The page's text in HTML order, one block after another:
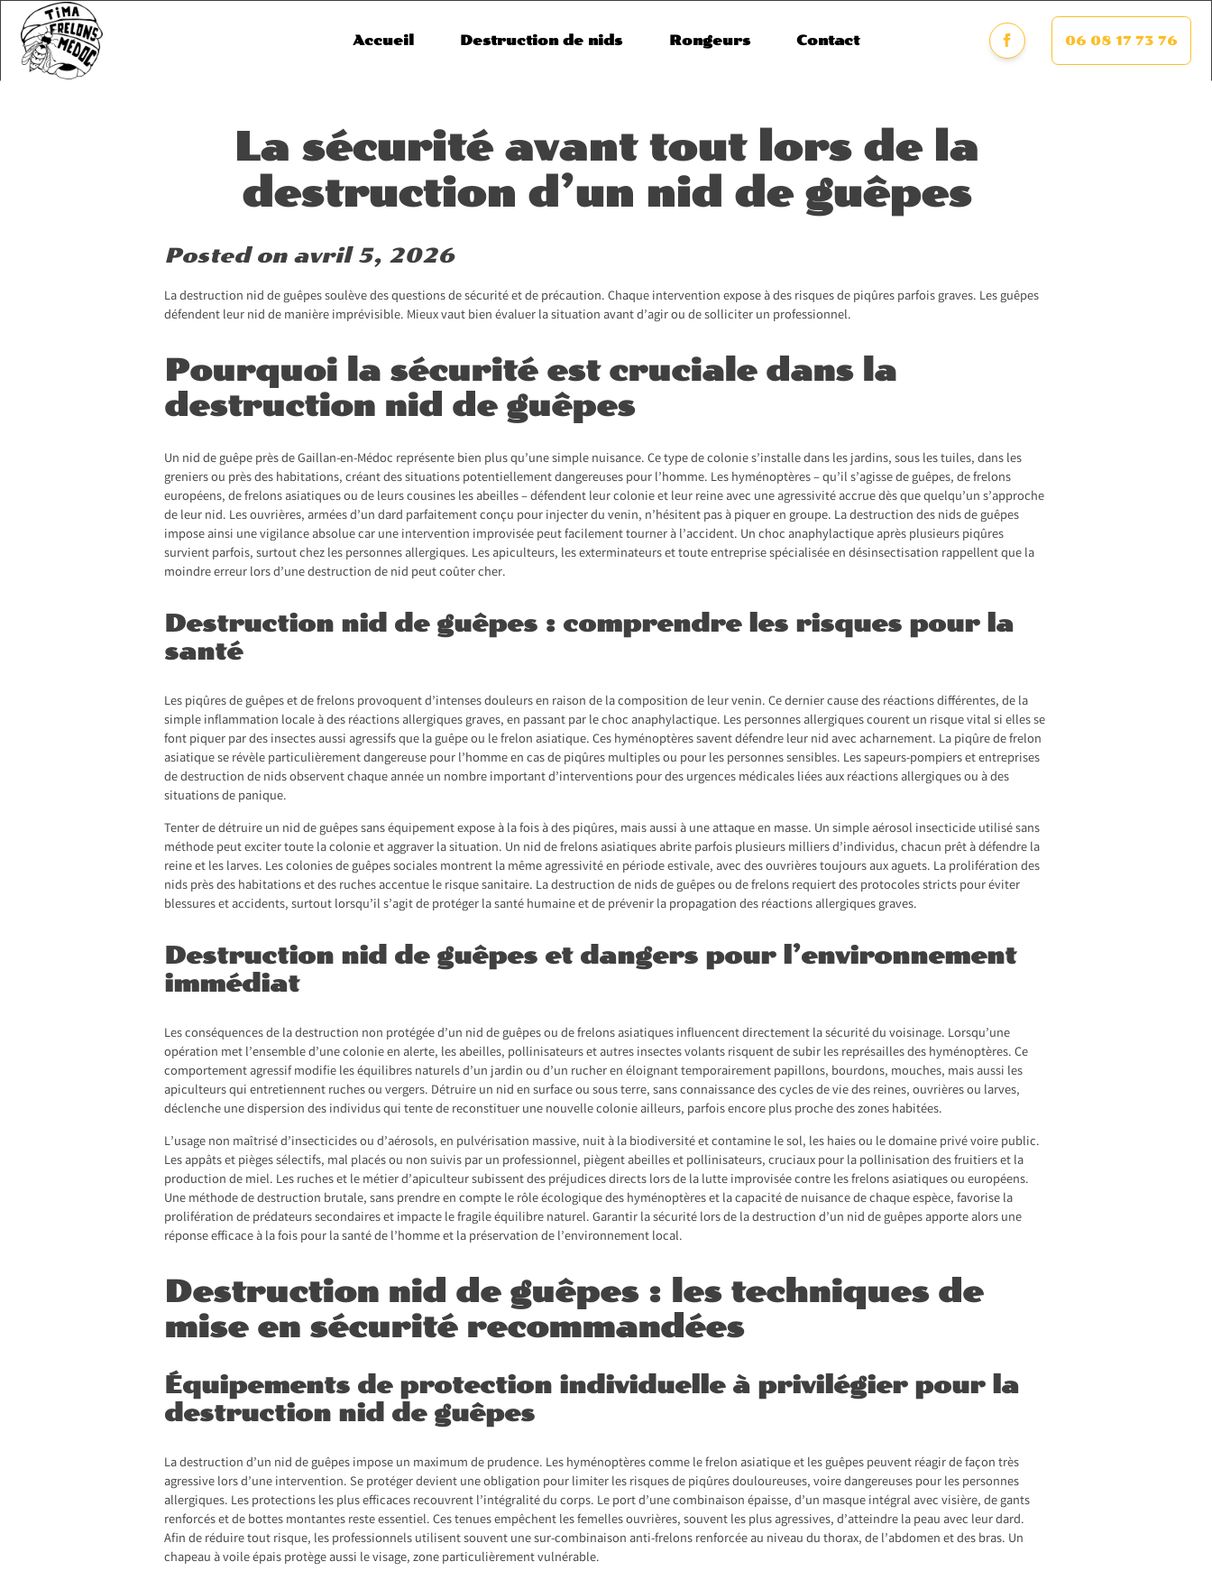
content
Accueil Destruction de nids Rongeurs Contact 06 08 17 73 76
La sécurité avant tout lors de la
destruction d’un nid de guêpes
Posted on avril 5, 2026
La destruction nid de guêpes soulève des questions de sécurité et de précaution. Chaque intervention expose à des risques de piqûres parfois graves. Les guêpes
défendent leur nid de manière imprévisible. Mieux vaut bien évaluer la situation avant d’agir ou de solliciter un professionnel.
Pourquoi la sécurité est cruciale dans la
destruction nid de guêpes
Un nid de guêpe près de Gaillan-en-Médoc représente bien plus qu’une simple nuisance. Ce type de colonie s’installe dans les jardins, sous les tuiles, dans les
greniers ou près des habitations, créant des situations potentiellement dangereuses pour l’homme. Les hyménoptères – qu’il s’agisse de guêpes, de frelons
européens, de frelons asiatiques ou de leurs cousines les abeilles – défendent leur colonie et leur reine avec une agressivité accrue dès que quelqu’un s’approche
de leur nid. Les ouvrières, armées d’un dard parfaitement conçu pour injecter du venin, n’hésitent pas à piquer en groupe. La destruction des nids de guêpes
impose ainsi une vigilance absolue car une intervention improvisée peut facilement tourner à l’accident. Un choc anaphylactique après plusieurs piqûres
survient parfois, surtout chez les personnes allergiques. Les apiculteurs, les exterminateurs et toute entreprise spécialisée en désinsectisation rappellent que la
moindre erreur lors d’une destruction de nid peut coûter cher.
Destruction nid de guêpes : comprendre les risques pour la
santé
Les piqûres de guêpes et de frelons provoquent d’intenses douleurs en raison de la composition de leur venin. Ce dernier cause des réactions différentes, de la
simple inflammation locale à des réactions allergiques graves, en passant par le choc anaphylactique. Les personnes allergiques courent un risque vital si elles se
font piquer par des insectes aussi agressifs que la guêpe ou le frelon asiatique. Ces hyménoptères savent défendre leur nid avec acharnement. La piqûre de frelon
asiatique se révèle particulièrement dangereuse pour l’homme en cas de piqûres multiples ou pour les personnes sensibles. Les sapeurs-pompiers et entreprises
de destruction de nids observent chaque année un nombre important d’interventions pour des urgences médicales liées aux réactions allergiques ou à des
situations de panique.
Tenter de détruire un nid de guêpes sans équipement expose à la fois à des piqûres, mais aussi à une attaque en masse. Un simple aérosol insecticide utilisé sans
méthode peut exciter toute la colonie et aggraver la situation. Un nid de frelons asiatiques abrite parfois plusieurs milliers d’individus, chacun prêt à défendre la
reine et les larves. Les colonies de guêpes sociales montrent la même agressivité en période estivale, avec des ouvrières toujours aux aguets. La prolifération des
nids près des habitations et des ruches accentue le risque sanitaire. La destruction de nids de guêpes ou de frelons requiert des protocoles stricts pour éviter
blessures et accidents, surtout lorsqu’il s’agit de protéger la santé humaine et de prévenir la propagation des réactions allergiques graves.
Destruction nid de guêpes et dangers pour l’environnement
immédiat
Les conséquences de la destruction non protégée d’un nid de guêpes ou de frelons asiatiques influencent directement la sécurité du voisinage. Lorsqu’une
opération met l’ensemble d’une colonie en alerte, les abeilles, pollinisateurs et autres insectes volants risquent de subir les représailles des hyménoptères. Ce
comportement agressif modifie les équilibres naturels d’un jardin ou d’un rucher en éloignant temporairement papillons, bourdons, mouches, mais aussi les
apiculteurs qui entretiennent ruches ou vergers. Détruire un nid en surface ou sous terre, sans connaissance des cycles de vie des reines, ouvrières ou larves,
déclenche une dispersion des individus qui tente de reconstituer une nouvelle colonie ailleurs, parfois encore plus proche des zones habitées.
L’usage non maîtrisé d’insecticides ou d’aérosols, en pulvérisation massive, nuit à la biodiversité et contamine le sol, les haies ou le domaine privé voire public.
Les appâts et pièges sélectifs, mal placés ou non suivis par un professionnel, piègent abeilles et pollinisateurs, cruciaux pour la pollinisation des fruitiers et la
production de miel. Les ruches et le métier d’apiculteur subissent des préjudices directs lors de la lutte improvisée contre les frelons asiatiques ou européens.
Une méthode de destruction brutale, sans prendre en compte le rôle écologique des hyménoptères et la capacité de nuisance de chaque espèce, favorise la
prolifération de prédateurs secondaires et impacte le fragile équilibre naturel. Garantir la sécurité lors de la destruction d’un nid de guêpes apporte alors une
réponse efficace à la fois pour la santé de l’homme et la préservation de l’environnement local.
Destruction nid de guêpes : les techniques de
mise en sécurité recommandées
Équipements de protection individuelle à privilégier pour la
destruction nid de guêpes
La destruction d’un nid de guêpes impose un maximum de prudence. Les hyménoptères comme le frelon asiatique et les guêpes peuvent réagir de façon très
agressive lors d’une intervention. Se protéger devient une obligation pour limiter les risques de piqûres douloureuses, voire dangereuses pour les personnes
allergiques. Les protections les plus efficaces recouvrent l’intégralité du corps. Le port d’une combinaison épaisse, d’un masque intégral avec visière, de gants
renforcés et de bottes montantes reste essentiel. Ces tenues empêchent les femelles ouvrières, souvent les plus agressives, d’atteindre la peau avec leur dard.
Afin de réduire tout risque, les professionnels utilisent souvent une sur-combinaison anti-frelons renforcée au niveau du thorax, de l’abdomen et des bras. Un
chapeau à voile épais protège aussi le visage, zone particulièrement vulnérable.